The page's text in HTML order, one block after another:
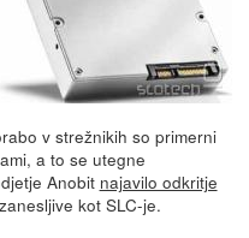
v strežnikih so primerni
a to se utegne
Anobit najavilo odkritje
kot SLC-je.